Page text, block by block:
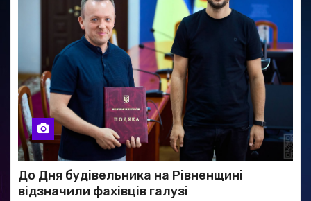
До Дня будівельника на Рівненщині
відзначили фахівців галузі